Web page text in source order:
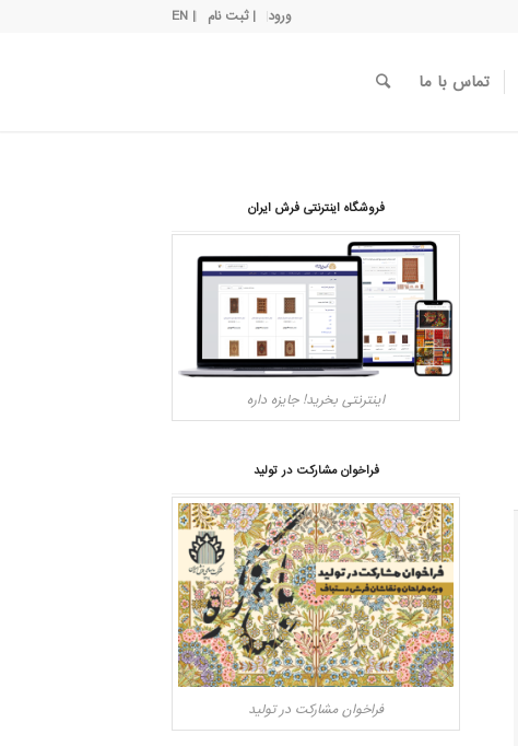
ورود | ثبت نام | EN
تماس با ما
فروشگاه اینترنتی فرش ایران
اینترنتی بخرید! جایزه داره
فراخوان مشارکت در تولید
فراخوان مشارکت در تولید